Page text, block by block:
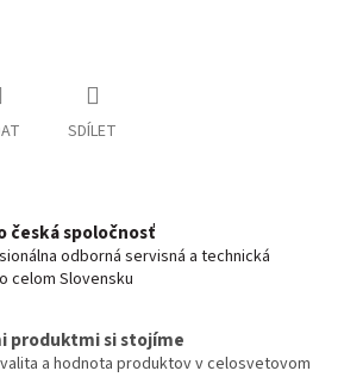
SDÍLET
česká spoločnosť
odborná servisná a technická
celom Slovensku
produktmi si stojíme
a hodnota produktov v celosvetovom